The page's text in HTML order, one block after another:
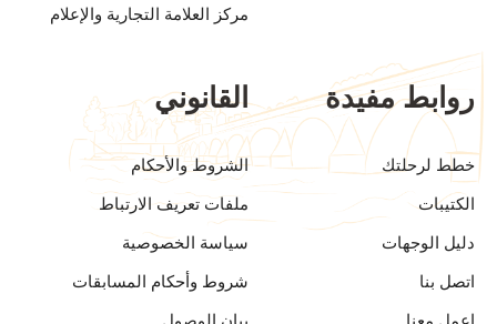
مركز العلامة التجارية والإعلام
روابط مفيدة
خطط لرحلتك
الكتيبات
دليل الوجهات
اتصل بنا
القانوني
الشروط والأحكام
ملفات تعريف الارتباط
سياسة الخصوصية
شروط وأحكام المسابقات